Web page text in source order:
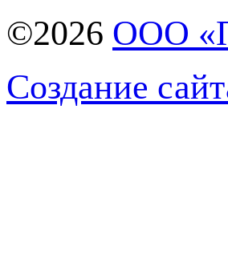
©2026 ООО
Создание